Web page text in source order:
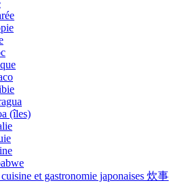
(îles)
et gastronomie japonaises 炊事